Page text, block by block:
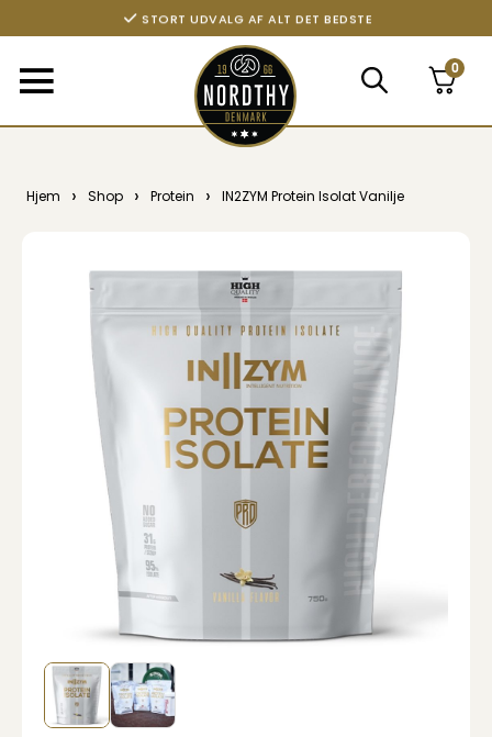
STORT UDVALG AF ALT DET BEDSTE
0
Hjem › Shop › Protein › IN2ZYM Protein Isolat Vanilje